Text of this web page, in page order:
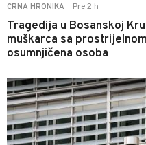
CRNA HRONIKA Pre 2 h
Tragedija u Bosanskoj
muškarca sa
osumnjičena osoba